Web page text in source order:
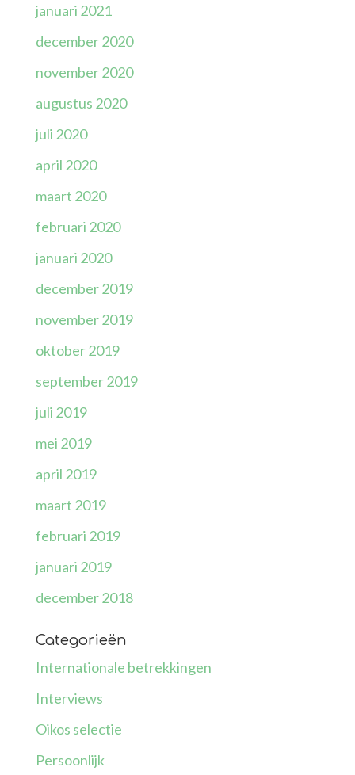
januari 2021
december 2020
november 2020
augustus 2020
juli 2020
april 2020
maart 2020
februari 2020
januari 2020
december 2019
november 2019
oktober 2019
september 2019
juli 2019
mei 2019
april 2019
maart 2019
februari 2019
januari 2019
december 2018
Categorieën
Internationale betrekkingen
Interviews
Oikos selectie
Persoonlijk